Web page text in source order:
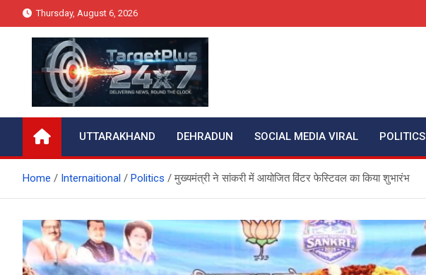
to
Thursday, August 6, 2026
Target Plus 24×7
UTTARAKHAND DEHRADUN SOCIAL MEDIA VIRAL POLITICS
Home Internaitional Politics मुख्यमंत्री ने सांकरी में आयोजित विंटर फेस्टिवल का किया शुभारंभ